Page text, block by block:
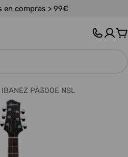
en compras > 99€
IBANEZ PA300E NSL